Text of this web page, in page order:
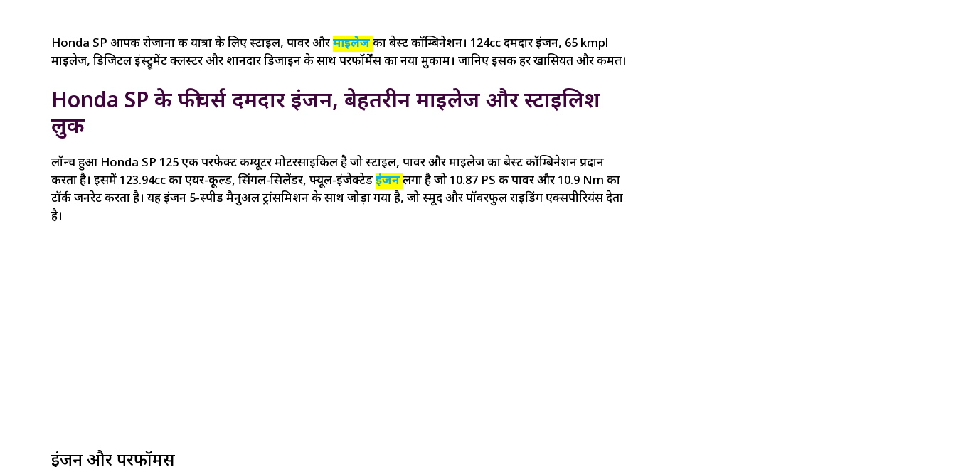
Honda SP आपकी रोजाना की यात्रा के लिए स्टाइल, पावर औरमाइलेजका बेस्ट कॉम्बिनेशन। 124cc दमदार इंजन, 65 kmpl
माइलेज, डिजिटल इंस्ट्रूमेंट क्लस्टर और शानदार डिजाइन के साथ परफॉर्मेंस का नया मुकाम। जानिए इसकी हर खासियत और कीमत।
Honda SP के फीचर्स दमदार इंजन, बेहतरीन माइलेज और स्टाइलिश
लुक
लॉन्च हुआ Honda SP 125 एक परफेक्ट कम्यूटर मोटरसाइकिल है जो स्टाइल, पावर और माइलेज का बेस्ट कॉम्बिनेशन प्रदान
करता है। इसमें 123.94cc का एयर-कूल्ड, सिंगल-सिलेंडर, फ्यूल-इंजेक्टेडइंजनलगा है जो 10.87 PS की पावर और 10.9 Nm का
टॉर्क जनरेट करता है। यह इंजन 5-स्पीड मैनुअल ट्रांसमिशन के साथ जोड़ा गया है, जो स्मूद और पॉवरफुल राइडिंग एक्सपीरियंस देता
है।
इंजन और परफॉर्मेंस